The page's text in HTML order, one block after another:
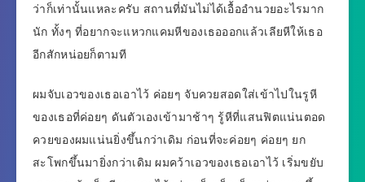
ว่าก็เท่านั้นแหละครับ สถานที่มันไม่ได้เอื้ออำนวยอะไรมาก
นัก ทั้งๆ ที่อยากจะแหวกแคมหีของเธอออกแล้วเลียหีให้เธอ
อีกสักหน่อยก็ตามที
ผมจับเอวของเธอเอาไว้ ค่อยๆ จับควยสอดใส่เข้าไปในรูหี
ของเธอที่ค่อยๆ ดันตัวเองเข้ามาช้าๆ รู้หีที่แสนฟิตแน่นตอด
ควยของผมแน่นยิ่งขึ้นกว่าเดิม ก่อนที่จะค่อยๆ ค่อยๆ ยก
สะโพกขึ้นมายิ่งกว่าเดิม ผมคว้าเอวของเธอเอาไว้ เริ่มขยับ